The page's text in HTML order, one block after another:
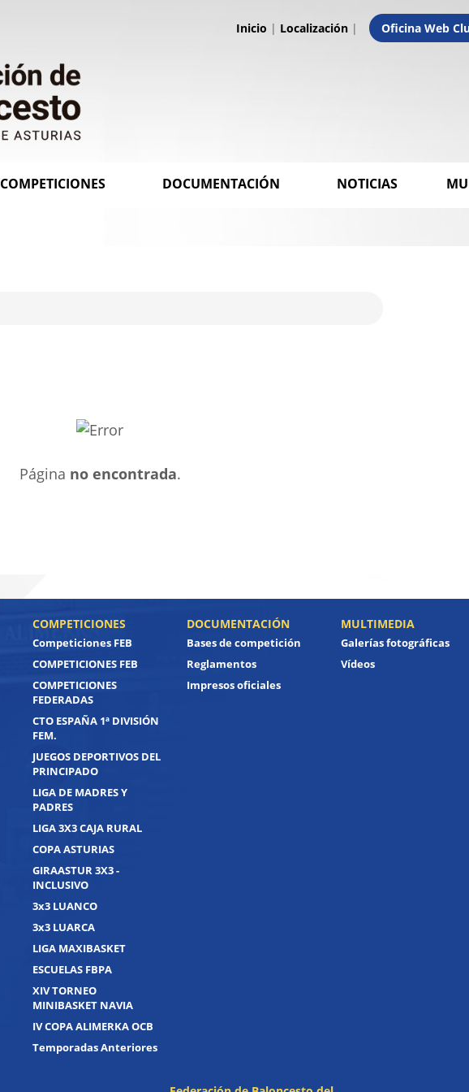
Inicio | Localización | Oficina Web
COMPETICIONES DOCUMENTACIÓN NOTICIAS
Página no encontrada.
COMPETICIONES
Competiciones FEB
COMPETICIONES FEB
COMPETICIONES
FEDERADAS
CTO ESPAÑA 1ª DIVISIÓN
FEM.
JUEGOS DEPORTIVOS DEL
PRINCIPADO
LIGA DE MADRES Y
PADRES
LIGA 3X3 CAJA RURAL
COPA ASTURIAS
GIRAASTUR 3X3 -
INCLUSIVO
3x3 LUANCO
3x3 LUARCA
LIGA MAXIBASKET
ESCUELAS FBPA
XIV TORNEO
MINIBASKET NAVIA
IV COPA ALIMERKA OCB
Temporadas Anteriores
DOCUMENTACIÓN
Bases de competición
Reglamentos
Impresos oficiales
MULTIMEDIA
Galerías fotográficas
Vídeos